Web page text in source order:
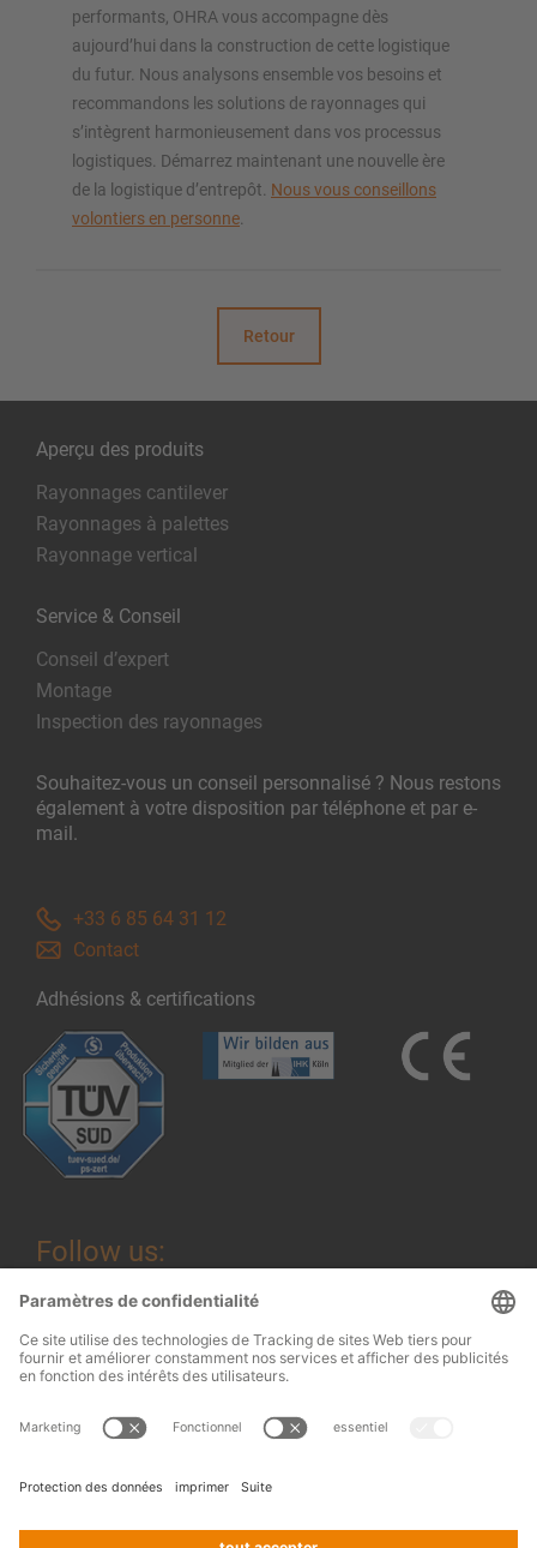
performants, OHRA vous accompagne dès
aujourd’hui dans la construction de cette logistique
du futur. Nous analysons ensemble vos besoins et
recommandons les solutions de rayonnages qui
s’intègrent harmonieusement dans vos processus
logistiques. Démarrez maintenant une nouvelle ère
de la logistique d’entrepôt. Nous vous conseillons
volontiers en personne
Retour
Aperçu des produits
Rayonnages cantilever
Rayonnages à palettes
Rayonnage vertical
Service & Conseil
Conseil d’expert
Montage
Inspection des rayonnages
Souhaitez-vous un conseil personnalisé ? Nous restons
également à votre disposition par téléphone et par e-
mail.
+33 6 85 64 31 12
Contact
Adhésions & certifications
Follow us:
Mentions légales
Terms and conditions of assembly
Regalanlagen